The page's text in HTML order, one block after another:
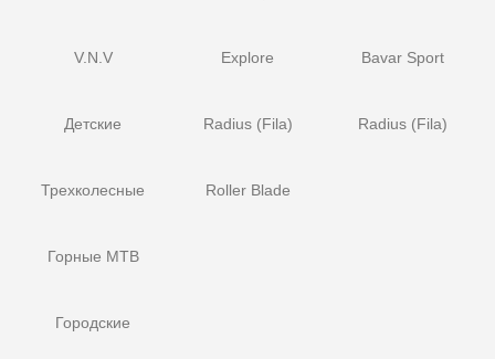
V.N.V
Детские
Трехколесные
Горные MTB
Городские
Explore
Radius (Fila)
Roller Blade
Bavar Sport
Radius (Fila)